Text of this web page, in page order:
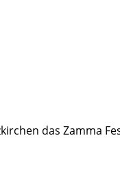
das Zamma